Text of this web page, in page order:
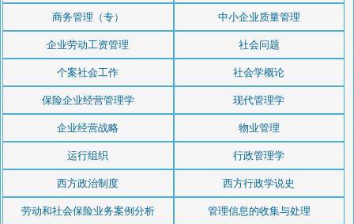
商务管理（专） 中小企业质量管理
企业劳动工资管理 社会问题
个案社会工作 社会学概论
保险企业经营管理学 现代管理学
企业经营战略 物业管理
运行组织 行政管理学
西方政治制度 西方行政学说史
劳动和社会保险业务案例分析 管理信息的收集与处理